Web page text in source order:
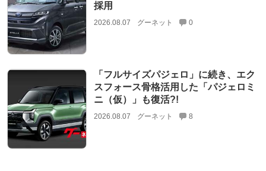
採用
2026.08.07 グーネット 0
「フルサイズパジェロ」に続き、エク
スフォース骨格活用した「パジェロミ
ニ（仮）」も復活?!
2026.08.07 グーネット 8